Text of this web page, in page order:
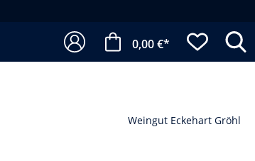
0,00 €*
Weingut Eckehart Gröhl